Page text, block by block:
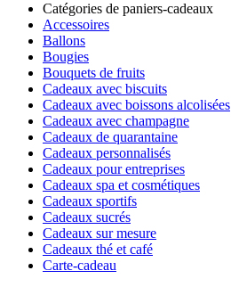
Catégories de paniers-cadeaux
Accessoires
Ballons
Bougies
Bouquets de fruits
Cadeaux avec biscuits
Cadeaux avec boissons alcolisées
Cadeaux avec champagne
Cadeaux de quarantaine
Cadeaux personnalisés
Cadeaux pour entreprises
Cadeaux spa et cosmétiques
Cadeaux sportifs
Cadeaux sucrés
Cadeaux sur mesure
Cadeaux thé et café
Carte-cadeau